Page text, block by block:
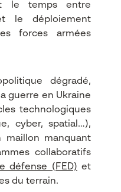
le temps entre
le déploiement
forces armées
dégradé,
guerre en Ukraine
technologiques
cyber, spatial…),
maillon manquant
collaboratifs
défense (FED) et
du terrain.